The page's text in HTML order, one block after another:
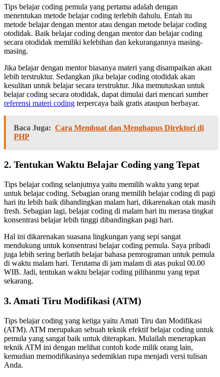
Tips belajar coding pemula yang pertama adalah dengan
menentukan metode belajar coding terlebih dahulu. Entah itu
metode belajar dengan mentor atau dengan metode belajar coding
otodidak. Baik belajar coding dengan mentor dan belajar coding
secara otodidak memiliki kelebihan dan kekurangannya masing-
masing.
Jika belajar dengan mentor biasanya materi yang disampaikan akan
lebih terstruktur. Sedangkan jika belajar coding otodidak akan
kesulitan untuk belajar secara terstruktur. Jika memutuskan untuk
belajar coding secara otodidak, dapat dimulai dari mencari sumber
referensi materi coding terpercaya baik gratis ataupun berbayar.
Baca Juga: Cara Membuat dan Menghapus Direktori di
PHP
2. Tentukan Waktu Belajar Coding yang Tepat
Tips belajar coding selanjutnya yaitu memilih waktu yang tepat
untuk belajar coding. Sebagian orang memilih belajar coding di pagi
hari itu lebih baik dibandingkan malam hari, dikarenakan otak masih
fresh. Sebagian lagi, belajar coding di malam hari itu merasa tingkat
konsentrasi belajar lebih tinggi dibandingkan pagi hari.
Hal ini dikarenakan suasana lingkungan yang sepi sangat
mendukung untuk konsentrasi belajar coding pemula. Saya pribadi
juga lebih sering berlatih belajar bahasa pemrograman untuk pemula
di waktu malam hari. Terutama di jam malam di atas pukul 00.00
WIB. Jadi, tentukan waktu belajar coding pilihanmu yang tepat
sekarang.
3. Amati Tiru Modifikasi (ATM)
Tips belajar coding yang ketiga yaitu Amati Tiru dan Modifikasi
(ATM). ATM merupakan sebuah teknik efektif belajar coding untuk
pemula yang sangat baik untuk diterapkan. Mulailah menerapkan
teknik ATM ini dengan melihat contoh kode milik orang lain,
kemudian memodifikasinya sedemikian rupa menjadi versi tulisan
Anda.